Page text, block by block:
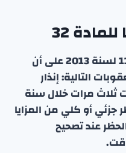
32
تنص المادة 32 من القانون 116 لسنة 2013 على أن
التالية: إنذار
ثلاث مرات خلال سنة
أو كلي من المزايا
عند تصحيح